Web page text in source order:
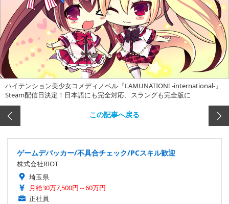
ハイテンション美少女コメディノベル『LAMUNATION! -international-』
Steam配信日決定！日本語にも完全対応、スラングも完全版に
この記事へ戻る
ゲームデバッカー/不具合チェック/PCスキル歓迎
株式会社RIOT
埼玉県
月給30万7,500円～60万円
正社員